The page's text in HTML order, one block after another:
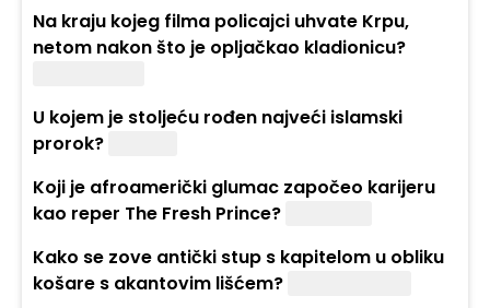
Na kraju kojeg filma policajci uhvate Krpu,
netom nakon što je opljačkao kladionicu?
U kojem je stoljeću rođen najveći islamski
prorok?
Koji je afroamerički glumac započeo karijeru
kao reper The Fresh Prince?
Kako se zove antički stup s kapitelom u obliku
košare s akantovim lišćem?